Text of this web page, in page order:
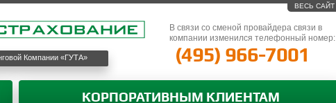
ВЕСЬ САЙТ
Компании «ГУТА»
В связи со сменой провайдера связи в
компании изменился телефонный номер:
(495) 966-7001
КОРПОРАТИВНЫМ КЛИЕНТАМ